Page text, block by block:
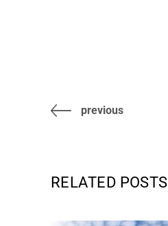
previous
RELATED POSTS